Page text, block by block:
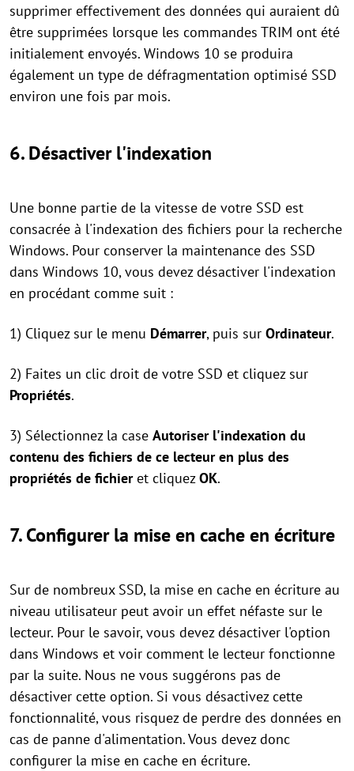
supprimer effectivement des données qui auraient dû
être supprimées lorsque les commandes TRIM ont été
initialement envoyés. Windows 10 se produira
également un type de défragmentation optimisé SSD
environ une fois par mois.
6. Désactiver l'indexation
Une bonne partie de la vitesse de votre SSD est
consacrée à l'indexation des fichiers pour la recherche
Windows. Pour conserver la maintenance des SSD
dans Windows 10, vous devez désactiver l'indexation
en procédant comme suit :
1) Cliquez sur le menu Démarrer, puis sur Ordinateur.
2) Faites un clic droit de votre SSD et cliquez sur
Propriétés.
3) Sélectionnez la case Autoriser l'indexation du
contenu des fichiers de ce lecteur en plus des
propriétés de fichieret cliquezOK.
7. Configurer la mise en cache en écriture
Sur de nombreux SSD, la mise en cache en écriture au
niveau utilisateur peut avoir un effet néfaste sur le
lecteur. Pour le savoir, vous devez désactiver l'option
dans Windows et voir comment le lecteur fonctionne
par la suite. Nous ne vous suggérons pas de
désactiver cette option. Si vous désactivez cette
fonctionnalité, vous risquez de perdre des données en
cas de panne d'alimentation. Vous devez donc
configurer la mise en cache en écriture.